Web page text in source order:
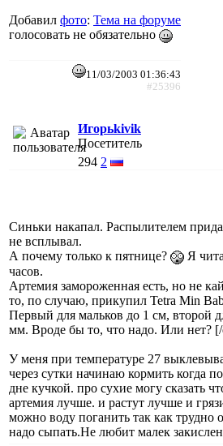
Добавил фото: Тема на форуме
голосовать не обязательно
11/03/2003 01:36:43
#25396
Игорьkivik
Посетитель
294 2
Синьки накапал. Распылителем
не всплывал.
А почему только к пятнице?
Я
часов.
Артемия замороженная есть, но не
то, по случаю, прикупил Tetra Min
Первый для мальков до 1 см, второй
мм. Вроде бы то, что надо. Или нет?
У меня при температуре 27
через сутки начинаю кормить когда
дне кучкой. про сухие могу сказать
артемия лучше. и растут лучше и
можно воду поганить так как трудно
надо сыпать.Не любит малек